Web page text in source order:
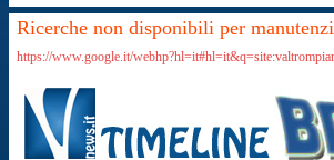
Ricerche non disponibili per
https://www.google.it/